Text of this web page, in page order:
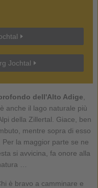
Jochtal
dell'Alto Adige
anche il lago naturale più
della Zillertal. Giace, ben
mentre sopra di esso
. Per la maggior parte se ne
si avvicina, fa onore alla
…
è bravo a camminare e